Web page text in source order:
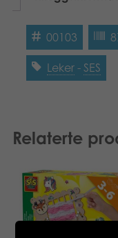
00103
Leker - SES
Relaterte